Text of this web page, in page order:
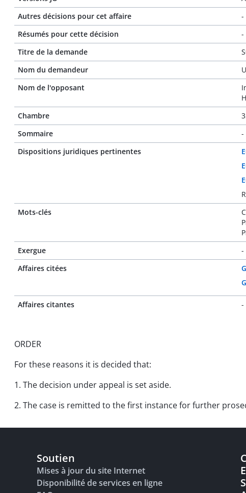
Autres décisions pour cet affaire
-
Résumés pour cette décision
-
Titre de la demande
Nom du demandeur
Nom de l'opposant
Chambre
Sommaire
-
Dispositions juridiques pertinentes
Mots-clés
Exergue
-
Affaires citées
Affaires citantes -
ORDER
For these reasons it is decided that:
1. The decision under appeal is set aside.
2. The case is remitted to the first instance for further
Soutien
Mises à jour du site Internet
Disponibilité de services en ligne